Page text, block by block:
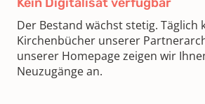
Der Bestand wächst stetig. Täglich
Kirchenbücher unserer
unserer Homepage zeigen wir
Neuzugänge an.